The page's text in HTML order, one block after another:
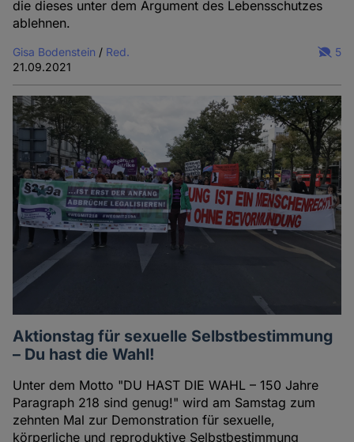
die dieses unter dem Argument des Lebensschutzes
ablehnen.
Gisa Bodenstein / Red.
21.09.2021
5
Aktionstag für sexuelle Selbstbestimmung
– Du hast die Wahl!
Unter dem Motto "DU HAST DIE WAHL – 150 Jahre
Paragraph 218 sind genug!" wird am Samstag zum
zehnten Mal zur Demonstration für sexuelle,
körperliche und reproduktive Selbstbestimmung